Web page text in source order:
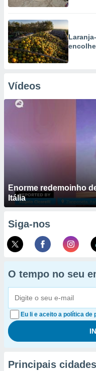
Vídeos
Enorme redemoinho
Itália
Siga-nos
O tempo no seu
Eu li e aceito a política de
Principais cidades